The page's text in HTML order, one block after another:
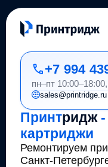
Принтридж
картриджи
Ремонтируем
Санкт-
+7 994
пн–пт
sales@printridge.ru